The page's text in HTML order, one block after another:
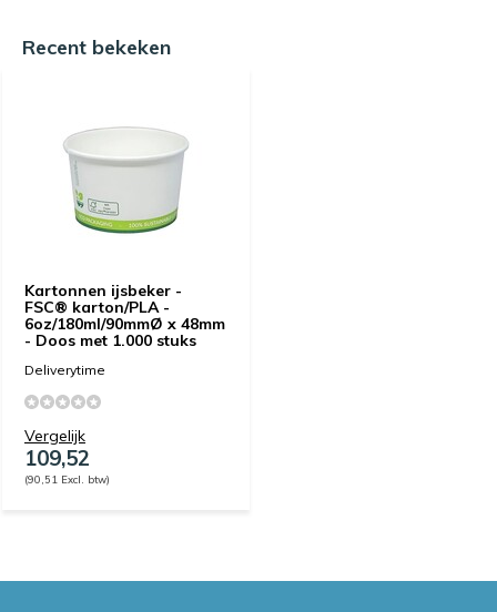
Recent bekeken
Kartonnen ijsbeker -
FSC® karton/PLA -
6oz/180ml/90mmØ x 48mm
- Doos met 1.000 stuks
Deliverytime
Vergelijk
109,52
(90,51 Excl. btw)